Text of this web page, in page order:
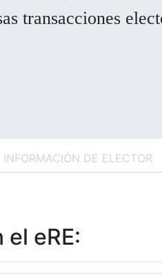
transacciones
DE ELECTOR
eRE: